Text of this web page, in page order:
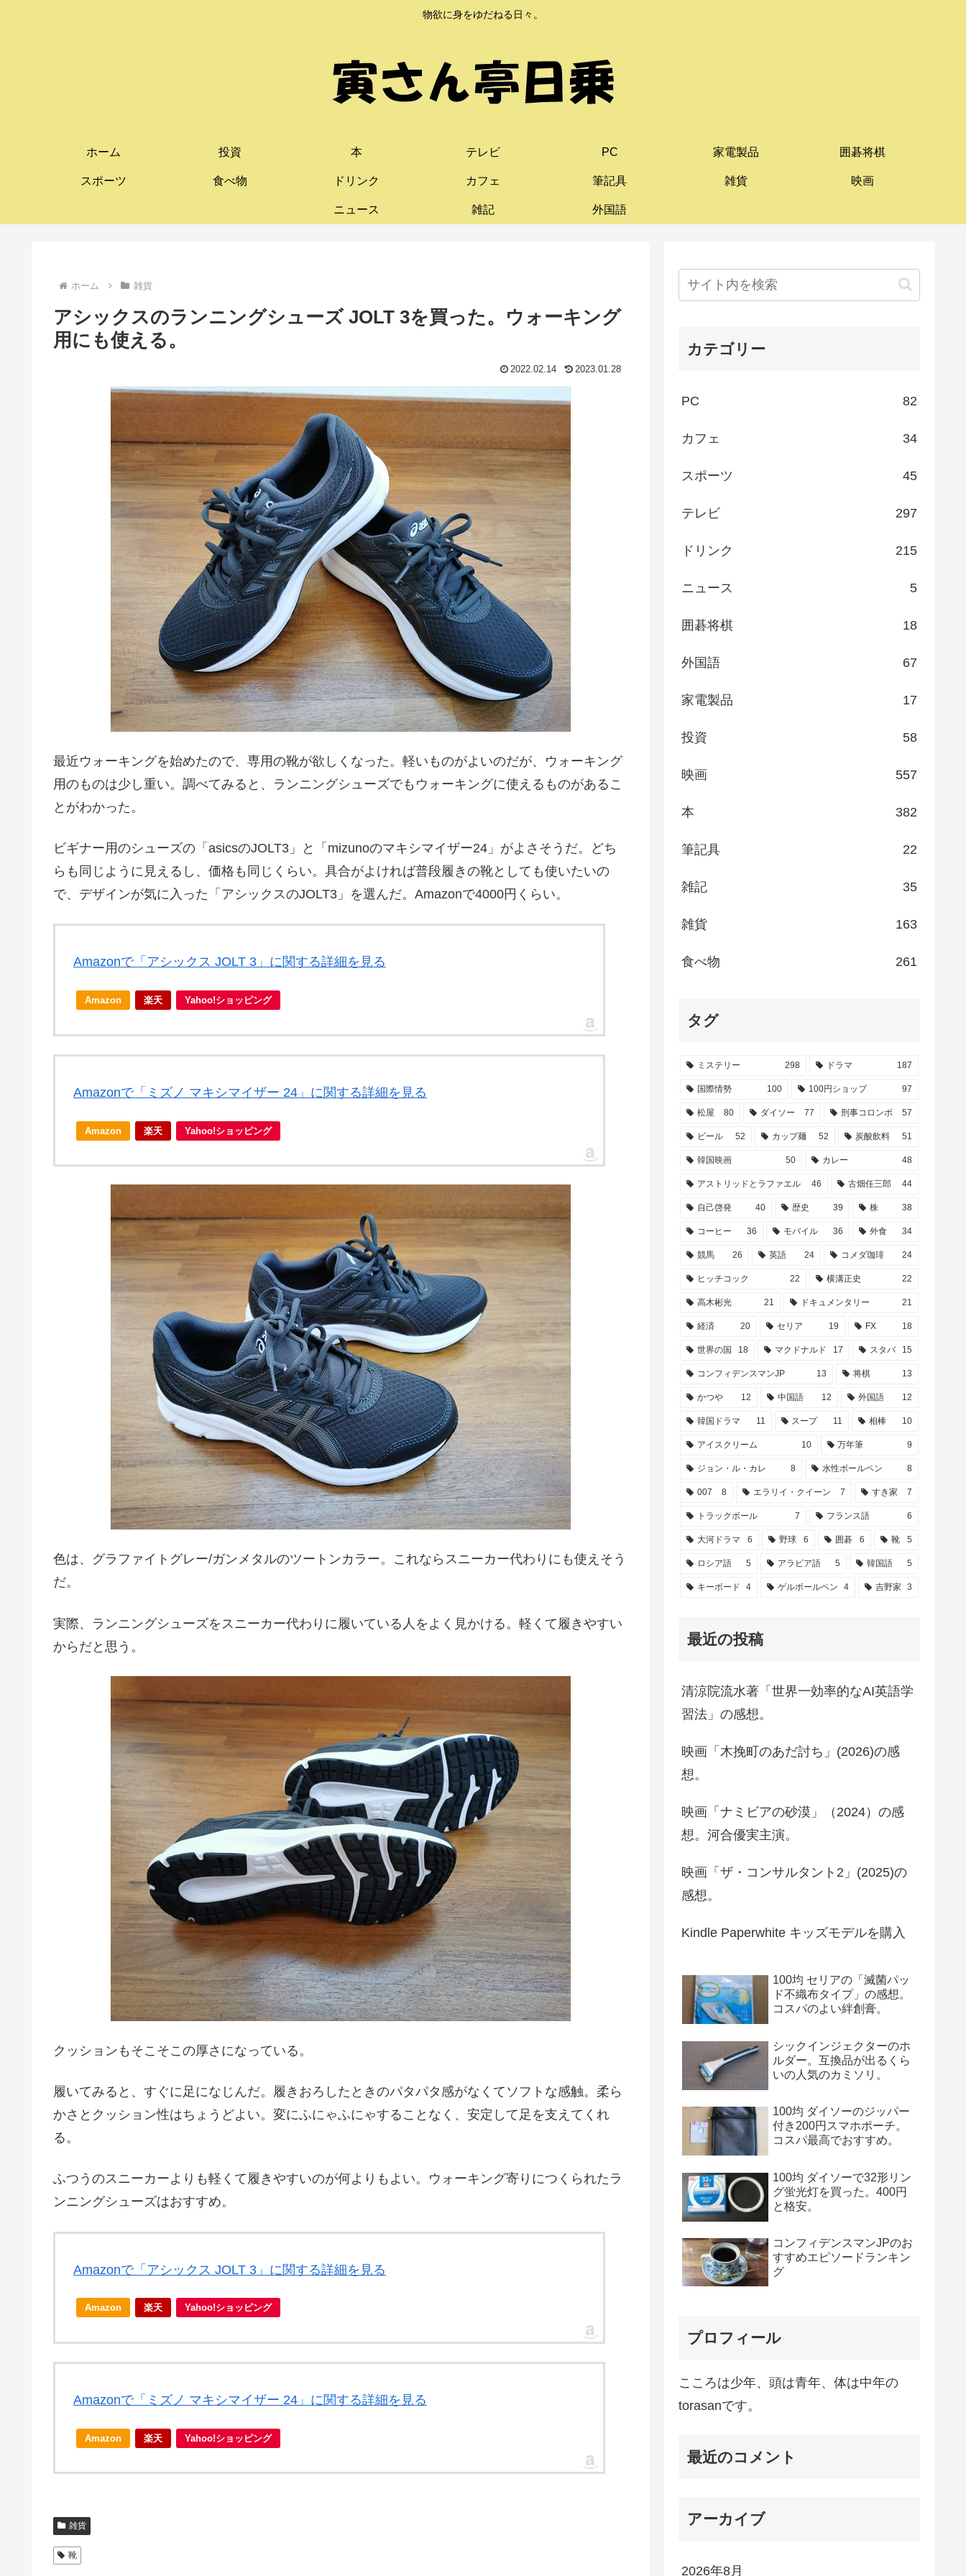
物欲に身をゆだねる日々。
ホーム 投資 本 テレビ PC 家電製品 囲碁将棋
スポーツ 食べ物 ドリンク カフェ 筆記具 雑貨 映画
ニュース 雑記 外国語
ホーム 雑貨
アシックスのランニングシューズ JOLT 3を買った。ウォーキング
用にも使える。
2022.02.14 2023.01.28
最近ウォーキングを始めたので、専用の靴が欲しくなった。軽いものがよいのだが、ウォーキング
用のものは少し重い。調べてみると、ランニングシューズでもウォーキングに使えるものがあるこ
とがわかった。
ビギナー用のシューズの「asicsのJOLT3」と「mizunoのマキシマイザー24」がよさそうだ。どち
らも同じように見えるし、価格も同じくらい。具合がよければ普段履きの靴としても使いたいの
で、デザインが気に入った「アシックスのJOLT3」を選んだ。Amazonで4000円くらい。
Amazonで「アシックス JOLT 3」に関する詳細を見る
Amazon 楽天 Yahoo!ショッピング
Amazonで「ミズノ マキシマイザー 24」に関する詳細を見る
Amazon 楽天 Yahoo!ショッピング
色は、グラファイトグレー/ガンメタルのツートンカラー。これならスニーカー代わりにも使えそう
だ。
実際、ランニングシューズをスニーカー代わりに履いている人をよく見かける。軽くて履きやすい
からだと思う。
クッションもそこそこの厚さになっている。
履いてみると、すぐに足になじんだ。履きおろしたときのパタパタ感がなくてソフトな感触。柔ら
かさとクッション性はちょうどよい。変にふにゃふにゃすることなく、安定して足を支えてくれ
る。
ふつうのスニーカーよりも軽くて履きやすいのが何よりもよい。ウォーキング寄りにつくられたラ
ンニングシューズはおすすめ。
Amazonで「アシックス JOLT 3」に関する詳細を見る
Amazon 楽天 Yahoo!ショッピング
Amazonで「ミズノ マキシマイザー 24」に関する詳細を見る
Amazon 楽天 Yahoo!ショッピング
雑貨
靴
カテゴリー
PC 82
カフェ 34
スポーツ 45
テレビ 297
ドリンク 215
ニュース 5
囲碁将棋 18
外国語 67
家電製品 17
投資 58
映画 557
本 382
筆記具 22
雑記 35
雑貨 163
食べ物 261
タグ
ミステリー 298 ドラマ 187
国際情勢 100 100円ショップ 97
松屋 80 ダイソー 77 刑事コロンボ 57
ビール 52 カップ麺 52 炭酸飲料 51
韓国映画 50 カレー 48
アストリッドとラファエル 46 古畑任三郎 44
自己啓発 40 歴史 39 株 38
コーヒー 36 モバイル 36 外食 34
競馬 26 英語 24 コメダ珈琲 24
ヒッチコック 22 横溝正史 22
高木彬光 21 ドキュメンタリー 21
経済 20 セリア 19 FX 18
世界の国 18 マクドナルド 17 スタバ 15
コンフィデンスマンJP 13 将棋 13
かつや 12 中国語 12 外国語 12
韓国ドラマ 11 スープ 11 相棒 10
アイスクリーム 10 万年筆 9
ジョン・ル・カレ 8 水性ボールペン 8
007 8 エラリイ・クイーン 7 すき家 7
トラックボール 7 フランス語 6
大河ドラマ 6 野球 6 囲碁 6 靴 5
ロシア語 5 アラビア語 5 韓国語 5
キーボード 4 ゲルボールペン 4 吉野家 3
最近の投稿
清涼院流水著「世界一効率的なAI英語学
習法」の感想。
映画「木挽町のあだ討ち」(2026)の感
想。
映画「ナミビアの砂漠」（2024）の感
想。河合優実主演。
映画「ザ・コンサルタント2」(2025)の
感想。
Kindle Paperwhite キッズモデルを購入
100均 セリアの「滅菌パッ
ド不織布タイプ」の感想。
コスパのよい絆創膏。
シックインジェクターのホ
ルダー。互換品が出るくら
いの人気のカミソリ。
100均 ダイソーのジッパー
付き200円スマホポーチ。
コスパ最高でおすすめ。
100均 ダイソーで32形リン
グ蛍光灯を買った。400円
と格安。
コンフィデンスマンJPのお
すすめエピソードランキン
グ
プロフィール
こころは少年、頭は青年、体は中年の
torasanです。
最近のコメント
アーカイブ
2026年8月